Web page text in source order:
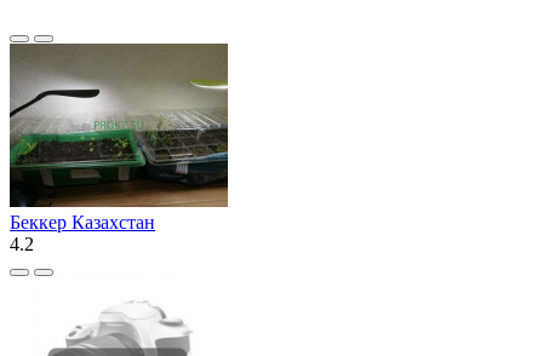
Беккер Казахстан
4.2